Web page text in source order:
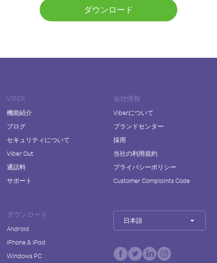
ダウンロード
VIBER
機能紹介
ブログ
セキュリティについて
Viber Out
通話料
サポート
会社情報
Viberについて
ブランドセンター
採用
当社の利用規約
プライバシーポリシー
Customer Complaints Code
ダウンロード
Android
iPhone & iPad
Windows PC
日本語